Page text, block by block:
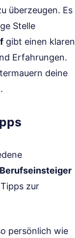
überzeugen. Es
Stelle
gibt einen klaren
Erfahrungen.
deine
Berufseinsteiger
zur
persönlich wie